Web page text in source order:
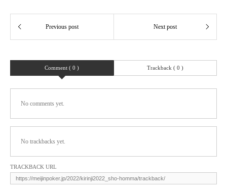
Comment ( 0 ) Trackback ( 0 )
No comments yet.
No trackbacks yet.
TRACKBACK URL